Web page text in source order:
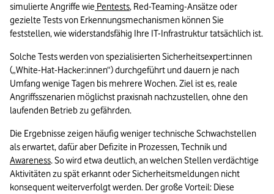
simulierte Angriffe wie Pentests, Red-Teaming-Ansätze oder
gezielte Tests von Erkennungsmechanismen können Sie
feststellen, wie widerstandsfähig Ihre IT-Infrastruktur tatsächlich ist.
Solche Tests werden von spezialisierten Sicherheitsexpert:innen
(„White-Hat-Hacker:innen“) durchgeführt und dauern je nach
Umfang wenige Tagen bis mehrere Wochen. Ziel ist es, reale
Angriffsszenarien möglichst praxisnah nachzustellen, ohne den
laufenden Betrieb zu gefährden.
Die Ergebnisse zeigen häufig weniger technische Schwachstellen
Awareness. So wird etwa deutlich, an welchen Stellen verdächtige
Aktivitäten zu spät erkannt oder Sicherheitsmeldungen nicht
konsequent weiterverfolgt werden. Der große Vorteil: Diese